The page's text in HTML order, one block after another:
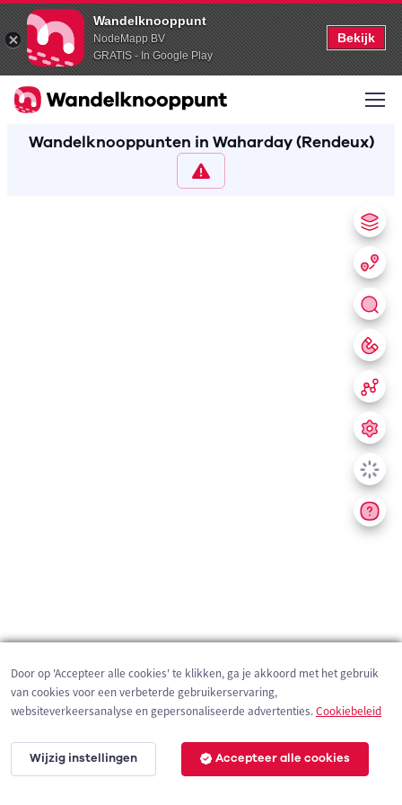
Wandelknooppunt
NodeMapp BV
GRATIS - In Google Play
Bekijk
Wandelknooppunten in Waharday (Rendeux)
200 m
Door op 'Accepteer alle cookies' te klikken, ga je akkoord met het gebruik
van cookies voor een verbeterde gebruikerservaring,
websiteverkeersanalyse en gepersonaliseerde advertenties.Cookiebeleid
Wijzig instellingen Accepteer alle cookies